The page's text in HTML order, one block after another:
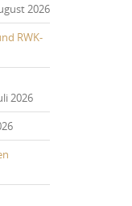
2026
RWK-
2026